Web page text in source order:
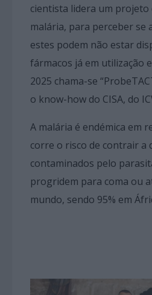
cientista lidera um projeto
malária, para perceber se
estes podem não estar
fármacos já em utilização
2025 chama-se
o know-how do CISA, do
A malária é endémica em
corre o risco de contrair a
contaminados pelo
progridem para coma ou
mundo, sendo 95% em